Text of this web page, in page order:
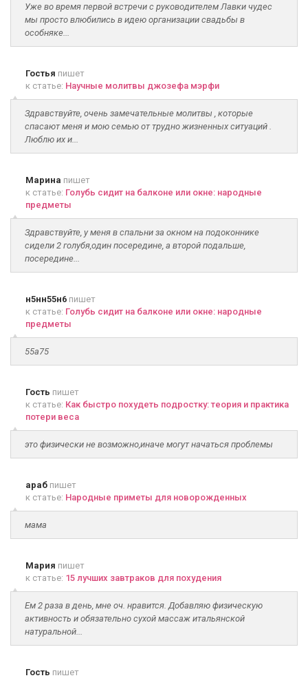
Уже во время первой встречи с руководителем Лавки чудес
мы просто влюбились в идею организации свадьбы в
особняке...
Гостья пишет
к статье: Научные молитвы джозефа мэрфи
Здравствуйте, очень замечательные молитвы , которые
спасают меня и мою семью от трудно жизненных ситуаций .
Люблю их и...
Марина пишет
к статье: Голубь сидит на балконе или окне: народные
предметы
Здравствуйте, у меня в спальни за окном на подоконнике
сидели 2 голубя,один посередине, а второй подальше,
посередине...
н5нн55н6 пишет
к статье: Голубь сидит на балконе или окне: народные
предметы
55а75
Гость пишет
к статье: Как быстро похудеть подростку: теория и практика
потери веса
это физически не возможно,иначе могут начаться проблемы
араб пишет
к статье: Народные приметы для новорожденных
мама
Мария пишет
к статье: 15 лучших завтраков для похудения
Ем 2 раза в день, мне оч. нравится. Добавляю физическую
активность и обязательно сухой массаж итальянской
натуральной...
Гость пишет